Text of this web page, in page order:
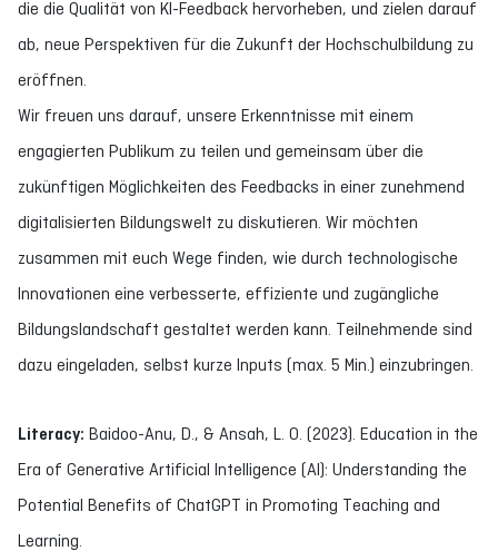
die die Qualität von KI-Feedback hervorheben, und zielen darauf
ab, neue Perspektiven für die Zukunft der Hochschulbildung zu
eröffnen.
Wir freuen uns darauf, unsere Erkenntnisse mit einem
engagierten Publikum zu teilen und gemeinsam über die
zukünftigen Möglichkeiten des Feedbacks in einer zunehmend
digitalisierten Bildungswelt zu diskutieren. Wir möchten
zusammen mit euch Wege finden, wie durch technologische
Innovationen eine verbesserte, effiziente und zugängliche
Bildungslandschaft gestaltet werden kann. Teilnehmende sind
dazu eingeladen, selbst kurze Inputs (max. 5 Min.) einzubringen.
Literacy: Baidoo-Anu, D., & Ansah, L. O. (2023). Education in the
Era of Generative Artificial Intelligence (AI): Understanding the
Potential Benefits of ChatGPT in Promoting Teaching and
Learning.